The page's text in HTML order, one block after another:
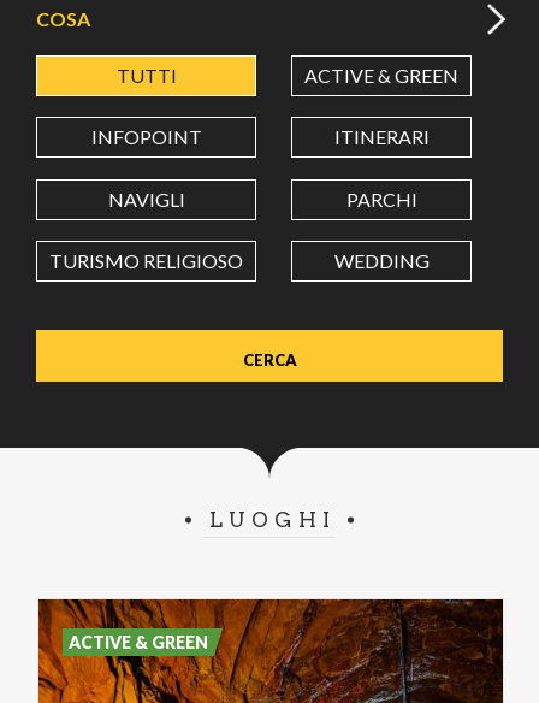
LATITUDINE
LONGITUDINE
Value in decimal degrees. Use dot (.) as decimal separator.
COSA
TUTTI ACTIVE & GREEN
INFOPOINT ITINERARI
NAVIGLI PARCHI
TURISMO RELIGIOSO WEDDING
LUOGHI
ACTIVE & GREEN